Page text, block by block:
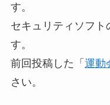
す。
セキュリティソフト
す。
前回投稿した「 運動
さい。